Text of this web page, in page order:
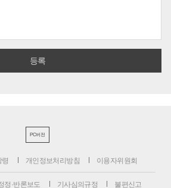
PC버전
령 개인정보처리방침 이용자위원회
정·반론보도 기사심의규정 불편신고